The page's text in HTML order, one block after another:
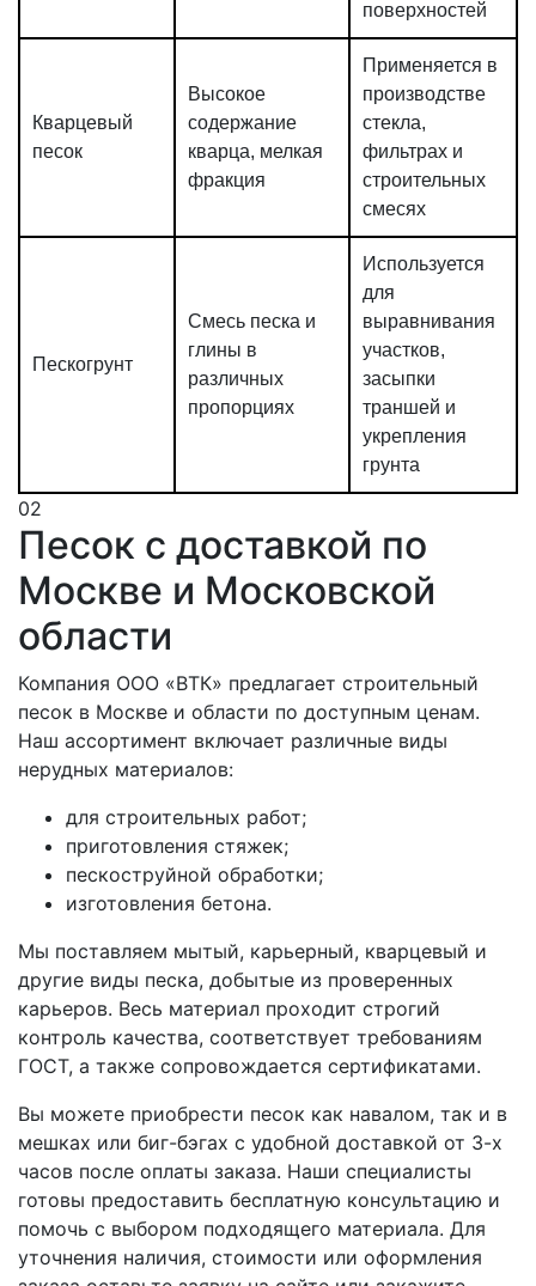
поверхностей
Кварцевый
песок
Высокое
содержание
кварца, мелкая
фракция
Применяется в
производстве
стекла,
фильтрах и
строительных
смесях
Пескогрунт
Смесь песка и
глины в
различных
пропорциях
Используется
для
выравнивания
участков,
засыпки
траншей и
укрепления
грунта
02
Песок с доставкой по
Москве и Московской
области
Компания ООО «ВТК» предлагает строительный
песок в Москве и области по доступным ценам.
Наш ассортимент включает различные виды
нерудных материалов:
для строительных работ;
приготовления стяжек;
пескоструйной обработки;
изготовления бетона.
Мы поставляем мытый, карьерный, кварцевый и
другие виды песка, добытые из проверенных
карьеров. Весь материал проходит строгий
контроль качества, соответствует требованиям
ГОСТ, а также сопровождается сертификатами.
Вы можете приобрести песок как навалом, так и в
мешках или биг-бэгах с удобной доставкой от 3-х
часов после оплаты заказа. Наши специалисты
готовы предоставить бесплатную консультацию и
помочь с выбором подходящего материала. Для
уточнения наличия, стоимости или оформления